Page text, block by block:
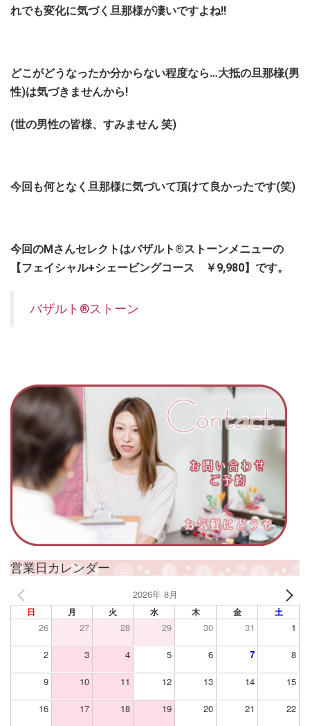
れでも変化に気づく旦那様が凄いですよね!!
どこがどうなったか分からない程度なら…大抵の旦那様(男
性)は気づきませんから!
(世の男性の皆様、すみません 笑)
今回も何となく旦那様に気づいて頂けて良かったです(笑)
今回のMさんセレクトはバザルト®ストーンメニューの
【フェイシャル+シェービングコース ￥9,980】です。
バザルト®ストーン
営業日カレンダー
2026年 8月
日 月 火 水 木 金 土
26 27 28 29 30 31 1
2 3 4 5 6 7 8
9 10 11 12 13 14 15
16 17 18 19 20 21 22